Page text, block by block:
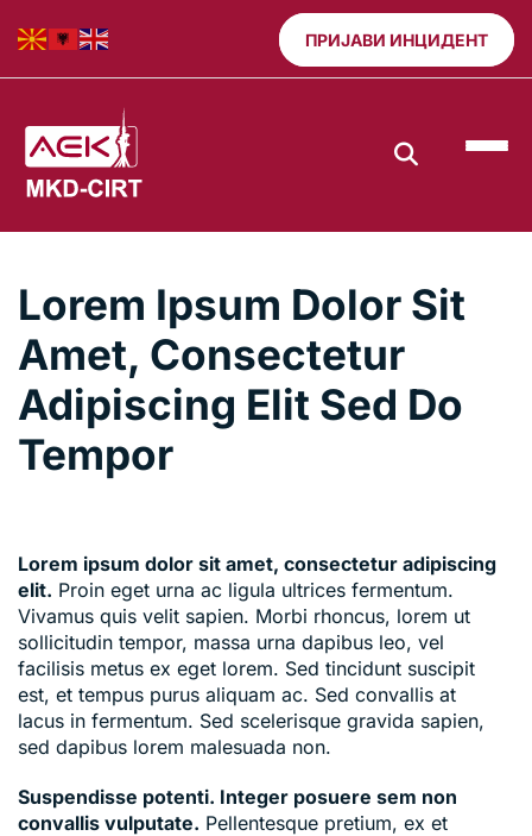
ПРИЈАВИ ИНЦИДЕНТ
Lorem Ipsum Dolor Sit
Amet, Consectetur
Adipiscing Elit Sed Do
Tempor
Lorem ipsum dolor sit amet, consectetur adipiscing
elit. Proin eget urna ac ligula ultrices fermentum.
Vivamus quis velit sapien. Morbi rhoncus, lorem ut
sollicitudin tempor, massa urna dapibus leo, vel
facilisis metus ex eget lorem. Sed tincidunt suscipit
est, et tempus purus aliquam ac. Sed convallis at
lacus in fermentum. Sed scelerisque gravida sapien,
sed dapibus lorem malesuada non.
Suspendisse potenti. Integer posuere sem non
convallis vulputate. Pellentesque pretium, ex et